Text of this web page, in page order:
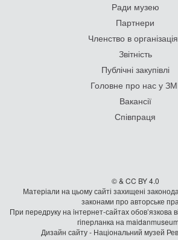
Ради музею
Партнери
Членство в
Звітність
Публічні закупівлі
Головне про нас у
Вакансії
Співпраця
© & CC BY 4.0
Матеріали на цьому сайті захищені
законами про авторське
При передруку на iнтернет-сайтах обов’язкова
гiперланка на
Дизайн сайту - Національний музей